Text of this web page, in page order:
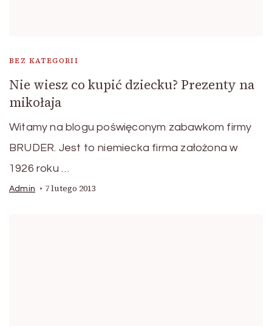
BEZ KATEGORII
Nie wiesz co kupić dziecku? Prezenty na
mikołaja
Witamy na blogu poświęconym zabawkom firmy
BRUDER. Jest to niemiecka firma założona w
1926 roku …
Admin 7 lutego 2013